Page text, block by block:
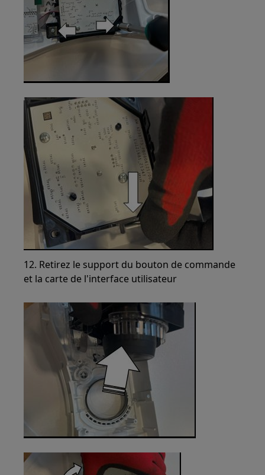
12. Retirez le support du bouton de commande
et la carte de l'interface utilisateur